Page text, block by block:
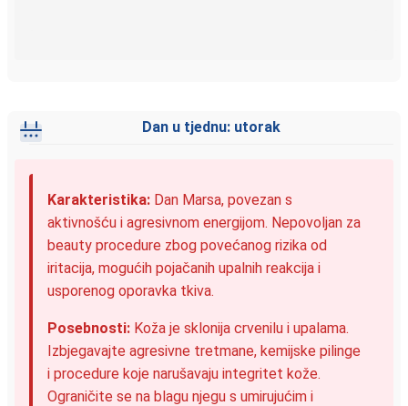
Dan u tjednu: utorak
Karakteristika: Dan Marsa, povezan s
aktivnošću i agresivnom energijom. Nepovoljan za
beauty procedure zbog povećanog rizika od
iritacija, mogućih pojačanih upalnih reakcija i
usporenog oporavka tkiva.
Posebnosti: Koža je sklonija crvenilu i upalama.
Izbjegavajte agresivne tretmane, kemijske pilinge
i procedure koje narušavaju integritet kože.
Ograničite se na blagu njegu s umirujućim i